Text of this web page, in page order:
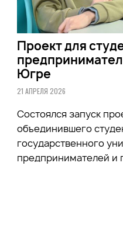
Проект для
Югре
21 АПРЕЛЯ 2026
Состоялся запуск
объединившего
государственного
предпринимателей и